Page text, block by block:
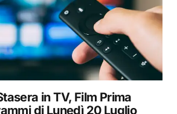
in TV, Film Prima
di Lunedì 20 Luglio